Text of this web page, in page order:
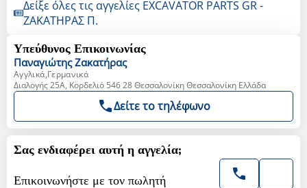
Δείξε όλες τις αγγελίες EXCAVATOR PARTS GR -
ΖΑΚΑΤΗΡΑΣ Π.
Υπεύθυνος Επικοινωνίας
Παναγιώτης Ζακατήρας
Αγγλικά,Γερμανικά
Διαλογής 25Α, Κορδελιό 546 28 Θεσσαλονίκη Θεσσαλονίκη Ελλάδα
Δείτε το τηλέφωνο
Σας ενδιαφέρει αυτή η αγγελία;
Επικοινωνήστε με τον πωλητή